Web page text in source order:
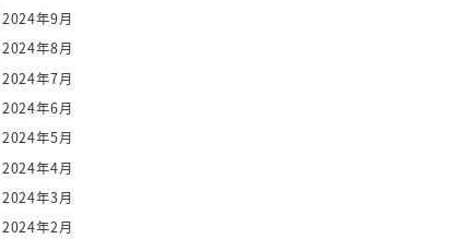
2024年9月
2024年8月
2024年7月
2024年6月
2024年5月
2024年4月
2024年3月
2024年2月